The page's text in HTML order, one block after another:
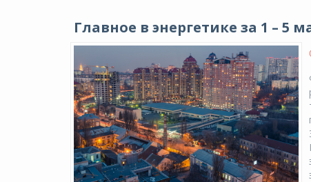
Главное в энергетике за 1 – 5